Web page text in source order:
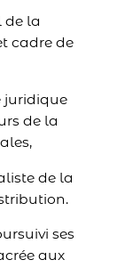
de la
cadre de
juridique
de la
de la
ses
aux